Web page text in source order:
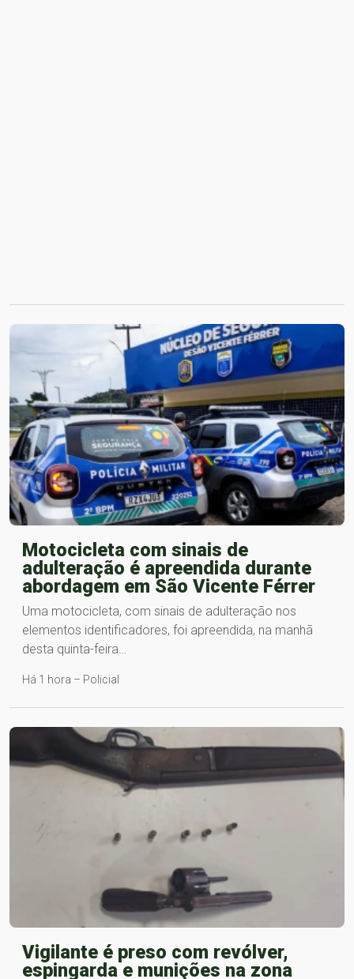
Motocicleta com sinais de
adulteração é apreendida durante
abordagem em São Vicente Férrer
Uma motocicleta, com sinais de adulteração nos
elementos identificadores, foi apreendida, na manhã
desta quinta-feira…
Há 1 hora – Policial
Vigilante é preso com revólver,
espingarda e munições na zona